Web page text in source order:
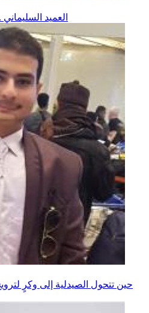
العميد
حين تتحول الصيدلية إلى وكرٍ